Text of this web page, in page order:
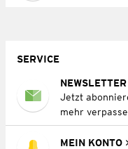
SERVICE
NEWSLETTER
Jetzt
mehr
MEIN KONTO